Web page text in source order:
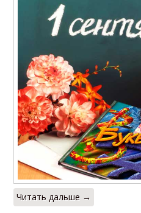
Читать дальше →